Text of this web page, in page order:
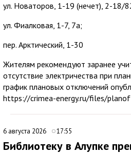
ул. Новаторов, 1-19 (нечет), 2-18/
ул. Фиалковая, 1-7, 7а;
пер. Арктический, 1-30
Жителям рекомендуют заранее
отсутствие электричества при
график плановых отключений
https://crimea-energy.ru/files/
6 августа 2026 17:55
Библиотеку в Алупке